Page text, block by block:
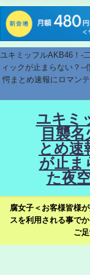
ユキミッフルAKB46！-
ィックが止まらない？
愕まとめ速報にロマン
ユキミ
目襲
とめ速
が止ま
た夜
腐女子＜お客様皆様
スを利用される事で
ご